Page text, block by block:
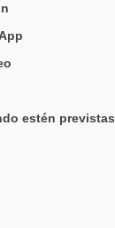
estén previstas